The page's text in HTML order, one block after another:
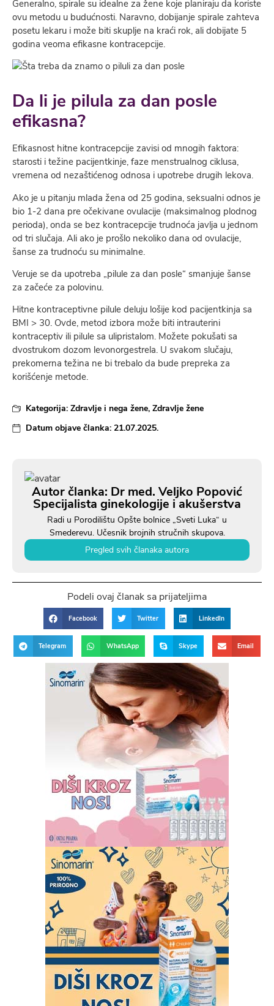
Generalno, spirale su idealne za žene koje planiraju da koriste
ovu metodu u budućnosti. Naravno, dobijanje spirale zahteva
posetu lekaru i može biti skuplje na kraći rok, ali dobijate 5
godina veoma efikasne kontracepcije.
Da li je pilula za dan posle
efikasna?
Efikasnost hitne kontracepcije zavisi od mnogih faktora:
starosti i težine pacijentkinje, faze menstrualnog ciklusa,
vremena od nezaštićenog odnosa i upotrebe drugih lekova.
Ako je u pitanju mlada žena od 25 godina, seksualni odnos je
bio 1-2 dana pre očekivane ovulacije (maksimalnog plodnog
perioda), onda se bez kontracepcije trudnoća javlja u jednom
od tri slučaja. Ali ako je prošlo nekoliko dana od ovulacije,
šanse za trudnoću su minimalne.
Veruje se da upotreba „pilule za dan posle“ smanjuje šanse
za začeće za polovinu.
Hitne kontraceptivne pilule deluju lošije kod pacijentkinja sa
BMI > 30. Ovde, metod izbora može biti intrauterini
kontraceptiv ili pilule sa ulipristalom. Možete pokušati sa
dvostrukom dozom levonorgestrela. U svakom slučaju,
prekomerna težina ne bi trebalo da bude prepreka za
korišćenje metode.
Kategorija: Zdravlje i nega žene, Zdravlje žene
Datum objave članka: 21.07.2025.
Autor članka: Dr med. Veljko Popović
Specijalista ginekologije i akušerstva
Radi u Porodilištu Opšte bolnice „Sveti Luka“ u
Smederevu. Učesnik brojnih stručnih skupova.
Pregled svih članaka autora
Podeli ovaj članak sa prijateljima
Facebook Twitter LinkedIn
Telegram WhatsApp Skype Email